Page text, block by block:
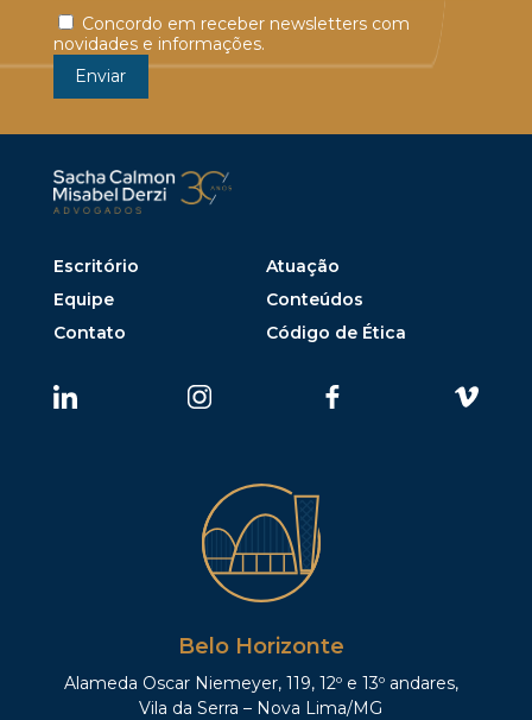
Concordo em receber newsletters com
novidades e informações.
Escritório
Atuação
Equipe
Conteúdos
Contato
Código de Ética
Belo Horizonte
Alameda Oscar Niemeyer, 119, 12º e 13º andares,
Vila da Serra – Nova Lima/MG